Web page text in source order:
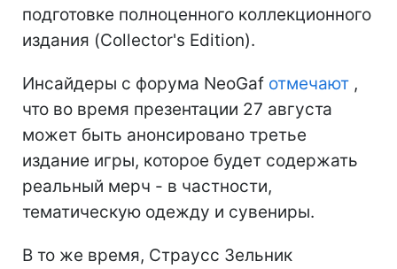
подготовке полноценного коллекционного
издания (Collector's Edition).
Инсайдеры с форума NeoGaf отмечают ,
что во время презентации 27 августа
может быть анонсировано третье
издание игры, которое будет содержать
реальный мерч - в частности,
тематическую одежду и сувениры.
В то же время, Страусс Зельник